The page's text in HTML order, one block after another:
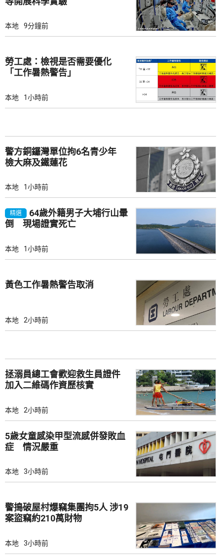
本地 9分鐘前
勞工處：檢視是否需要優化
「工作暑熱警告」
本地 1小時前
警方銅鑼灣單位拘6名青少年
檢大麻及鐵蓮花
本地 1小時前
精選
64歲外籍男子大埔行山暈
倒 現場證實死亡
本地 1小時前
黃色工作暑熱警告取消
本地 2小時前
拯溺員總工會歡迎救生員證件
加入二維碼作資歷核實
本地 2小時前
5歲女童感染甲型流感併發敗血
症 情況嚴重
本地 3小時前
警搗破屋村爆竊集團拘5人 涉19
案盜竊約210萬財物
本地 3小時前